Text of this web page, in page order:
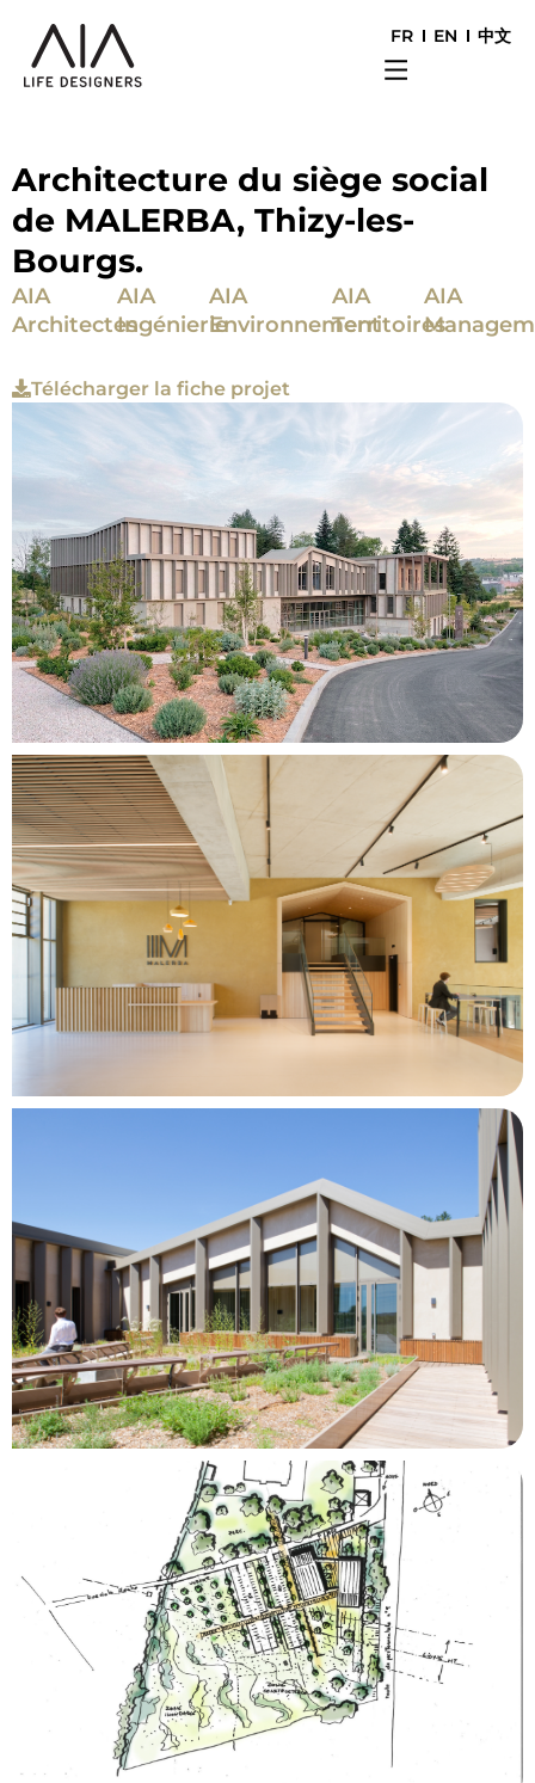
FR EN 中文
Architecture du siège social
de MALERBA, Thizy-les-
Bourgs.
AIA
Architectes
AIA
Ingénierie
AIA
Environnement
AIA
Territoires
AIA
Télécharger la fiche projet